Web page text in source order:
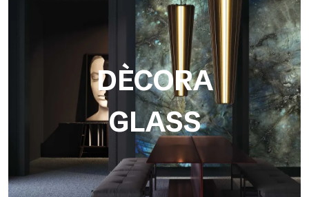
DÈCORA
GLASS